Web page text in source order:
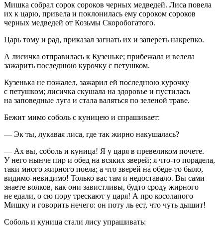
Мишка собрал сорок сороков черных медведей. Лиса повела
их к царю, привела и поклонилась ему сороком сороков
черных медведей от Козьмы Скоробогатого.
Царь тому и рад, приказал загнать их и запереть накрепко.
А лисичка отправилась к Кузеньке; прибежала и велела
зажарить последнюю курочку с петушком.
Кузенька не пожалел, зажарил ей последнюю курочку
с петушком; лисичка скушала на здоровье и пустилась
на заповедные луга и стала валяться по зеленой траве.
Бежит мимо соболь с куницею и спрашивает:
— Эк ты, лукавая лиса, где так жирно накушалась?
— Ах вы, соболь и куница! Я у царя в превеликом почете.
У него нынче пир и обед на всяких зверей; я что-то порадела,
таки много жирного поела; а что зверей на обеде-то было,
видимо-невидимо! Только вас там и недоставало. Вы сами
знаете волков, как они завистливы, будто сроду жирного
не едали, о сю пору трескают у царя! А про косолапого
Мишку и говорить нечего: он поту ль ест, что чуть дышит!
Соболь и куница стали лису упрашивать: